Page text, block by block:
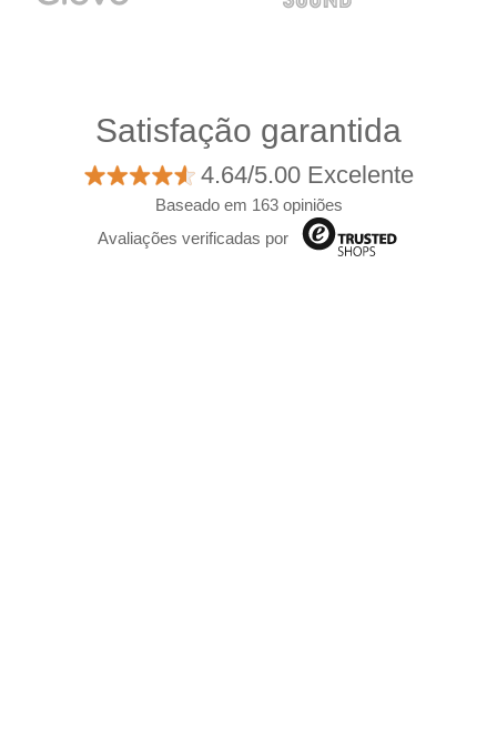
Satisfação garantida
4.64/5.00 Excelente
Baseado em 163 opiniões
Avaliações verificadas por